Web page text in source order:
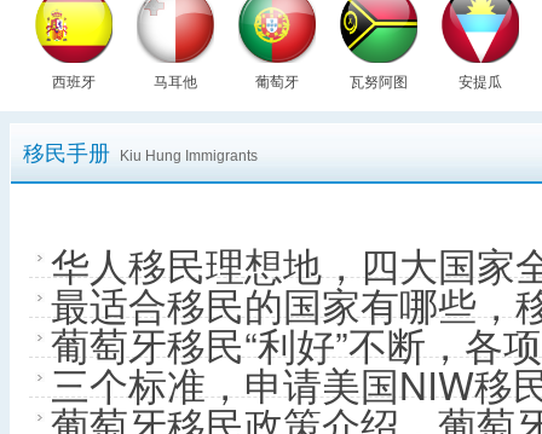
西班牙 马耳他 葡萄牙 瓦努阿图 安提瓜
移民手册 Kiu Hung Immigrants
华人移民理想地，四大国家
最适合移民的国家有哪些，
葡萄牙移民“利好”不断，各
三个标准，申请美国NIW移